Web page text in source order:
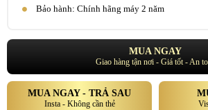
Bảo hành: Chính hãng máy 2 năm
MUA NGAY
Giao hàng tận nơi - Giá tốt - An
MUA NGAY - TRẢ SAU
Insta - Không cần thẻ